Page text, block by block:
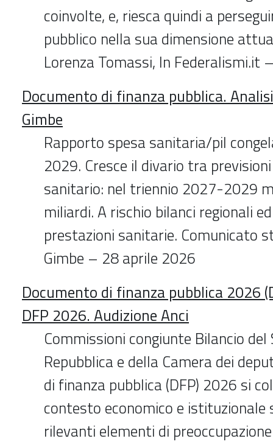
coinvolte, e, riesca quindi a
pubblico nella sua dimensione
Lorenza Tomassi, In Federalismi.it
Documento di finanza pubblica.
Gimbe
Rapporto spesa sanitaria/pil
2029. Cresce il divario tra
sanitario: nel triennio 2027-2029
miliardi. A rischio bilanci regionali
prestazioni sanitarie. Comunicato
Gimbe – 28 aprile 2026
Documento di finanza pubblica 2026
DFP 2026. Audizione Anci
Commissioni congiunte Bilancio
Repubblica e della Camera dei
di finanza pubblica (DFP) 2026 si
contesto economico e istituzionale
rilevanti elementi di